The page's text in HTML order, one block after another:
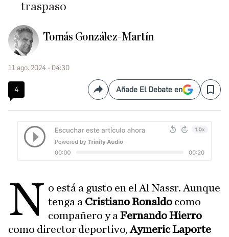
traspaso
Tomás González-Martín
11 ago. 2024 - 04:30
4 CompartirAñade El Debate en Save
N o está a gusto en el Al Nassr. Aunque
tenga a Cristiano Ronaldo como
compañero y aFernando Hierro
como director deportivo,Aymeric Laporte